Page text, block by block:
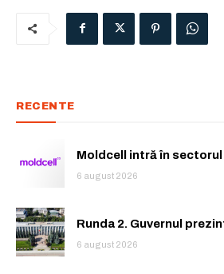
RECENTE
Moldcell intră în sectorul
6 august 2026
Runda 2. Guvernul
6 august 2026